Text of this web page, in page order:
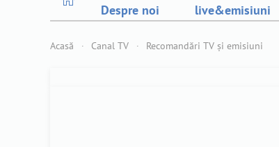
Despre noi live&emisiuni
Acasă Canal TV Recomandări TV și emisiuni